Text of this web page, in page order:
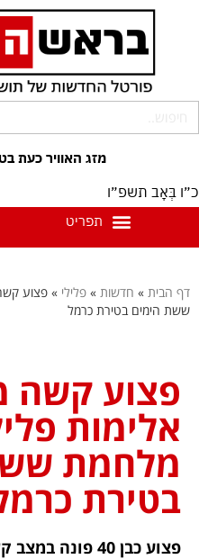
כ״ו בְּאָב תשפ״ו
דף הבית » חדשות » פלילי » פצוע
ששת הימים בטירת כרמל
פצוע קשה
אלימות
מלחמת
בטירת
פצוע כבן 40